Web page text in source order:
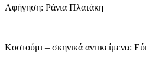
Αφήγηση: Ράνια Πλατάκη
Κοστούμι – σκηνικά αντικείμενα: